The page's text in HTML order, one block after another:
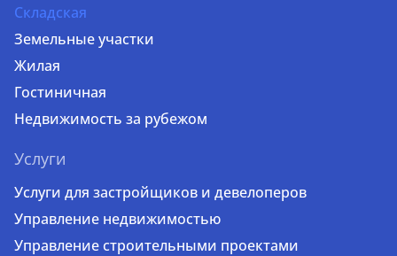
Складская
Земельные участки
Жилая
Гостиничная
Недвижимость за рубежом
Услуги
Услуги для застройщиков и девелоперов
Управление недвижимостью
Управление строительными проектами